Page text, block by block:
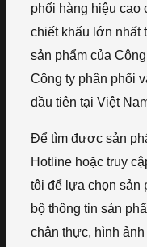
phối hàng hiệu cao
chiết khấu lớn nhất
sản phẩm của
Công ty phân phối
đầu tiên tại Việt
Để tìm được sản
Hotline hoặc truy
tôi để lựa chọn sản
bộ thông tin sản
chân thực, hình